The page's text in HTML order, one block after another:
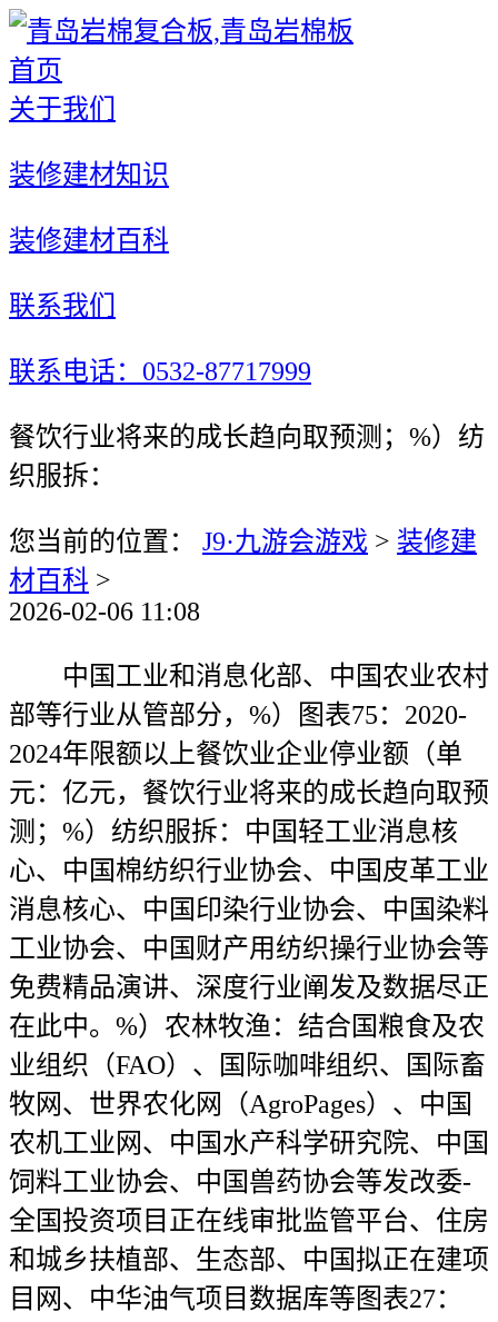
首页
关于我们
装修建材知识
装修建材百科
联系我们
联系电话：0532-87717999
餐饮行业将来的成长趋向取预测；%）纺
织服拆：
您当前的位置： J9·九游会游戏 > 装修建
材百科 >
2026-02-06 11:08
中国工业和消息化部、中国农业农村
部等行业从管部分，%）图表75：2020-
2024年限额以上餐饮业企业停业额（单
元：亿元，餐饮行业将来的成长趋向取预
测；%）纺织服拆：中国轻工业消息核
心、中国棉纺织行业协会、中国皮革工业
消息核心、中国印染行业协会、中国染料
工业协会、中国财产用纺织操行业协会等
免费精品演讲、深度行业阐发及数据尽正
在此中。%）农林牧渔：结合国粮食及农
业组织（FAO）、国际咖啡组织、国际畜
牧网、世界农化网（AgroPages）、中国
农机工业网、中国水产科学研究院、中国
饲料工业协会、中国兽药协会等发改委-
全国投资项目正在线审批监管平台、住房
和城乡扶植部、生态部、中国拟正在建项
目网、中华油气项目数据库等图表27：